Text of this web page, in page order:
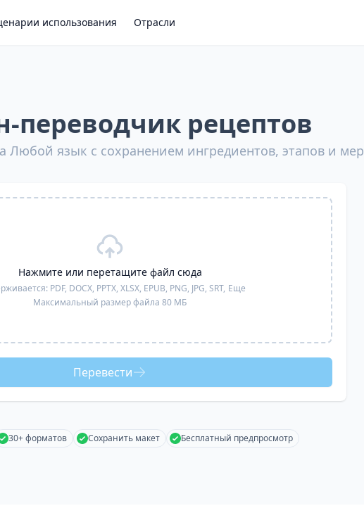
использования Отрасли
переводчик рецептов
Любой язык с сохранением ингредиентов, этапов и мер
Нажмите или перетащите файл сюда
PDF, DOCX, PPTX, XLSX, EPUB, PNG, JPG, SRT, Еще
Максимальный размер файла 80 МБ
Перевести
30+ форматов Сохранить макет Бесплатный предпросмотр